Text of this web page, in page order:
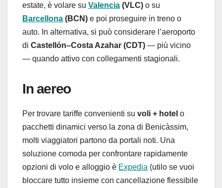
estate, è volare su Valencia (VLC) o su
Barcellona (BCN) e poi proseguire in treno o
auto. In alternativa, si può considerare l’aeroporto
di Castellón–Costa Azahar (CDT) — più vicino
— quando attivo con collegamenti stagionali.
In aereo
Per trovare tariffe convenienti su voli + hotel o
pacchetti dinamici verso la zona di Benicàssim,
molti viaggiatori partono da portali noti. Una
soluzione comoda per confrontare rapidamente
opzioni di volo e alloggio è Expedia (utilo se vuoi
bloccare tutto insieme con cancellazione flessibile